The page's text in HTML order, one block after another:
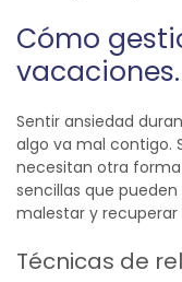
Cómo
vacaciones.
Sentir ansiedad
algo va mal contigo.
necesitan otra forma
sencillas que
malestar y recuperar
Técnicas de